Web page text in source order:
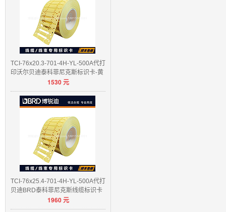
TCI-76x20.3-701-4H-YL-500A代打
印沃尔贝迪泰科菲尼克斯标识卡-黄
1530元
TCI-76x25.4-701-4H-YL-500A代打
贝迪BRD泰科菲尼克斯线缆标识卡
1960元